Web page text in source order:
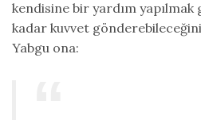
kendisine bir yardım
kadar kuvvet
Yabgu ona: